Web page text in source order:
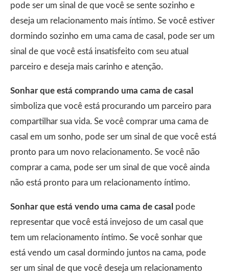
pode ser um sinal de que você se sente sozinho e
deseja um relacionamento mais íntimo. Se você estiver
dormindo sozinho em uma cama de casal, pode ser um
sinal de que você está insatisfeito com seu atual
parceiro e deseja mais carinho e atenção.
Sonhar que está comprando uma cama de casal
simboliza que você está procurando um parceiro para
compartilhar sua vida. Se você comprar uma cama de
casal em um sonho, pode ser um sinal de que você está
pronto para um novo relacionamento. Se você não
comprar a cama, pode ser um sinal de que você ainda
não está pronto para um relacionamento íntimo.
Sonhar que está vendo uma cama de casal pode
representar que você está invejoso de um casal que
tem um relacionamento íntimo. Se você sonhar que
está vendo um casal dormindo juntos na cama, pode
ser um sinal de que você deseja um relacionamento